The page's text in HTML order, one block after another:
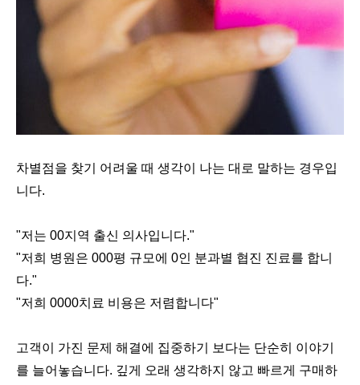
차별점을 찾기 어려울 때 생각이 나는 대로 말하는 경우입
니다.
"저는 00지역 출신 의사입니다."
"저희 병원은 000평 규모에 0인 분과별 협진 진료를 합니
다."
"저희 0000치료 비용은 저렴합니다"
고객이 가진 문제 해결에 집중하기 보다는 단순히 이야기
를 늘어놓습니다. 깊게 오래 생각하지 않고 빠르게 구매하